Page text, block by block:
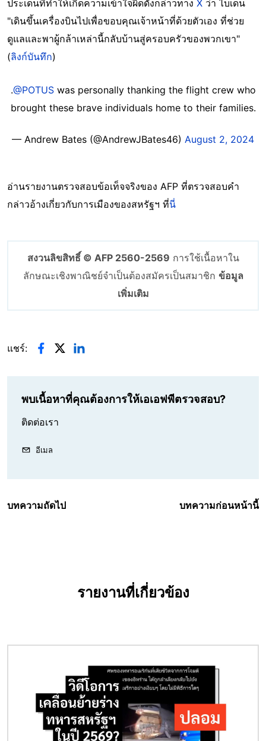
ประเด็นที่ทำให้เกิดความเข้าใจผิดดังกล่าวทาง X ว่า ไบเดน
"เดินขึ้นเครื่องบินไปเพื่อขอบคุณเจ้าหน้าที่ด้วยตัวเอง ที่ช่วย
ดูแลและพาผู้กล้าเหล่านี้กลับบ้านสู่ครอบครัวของพวกเขา"
(ลิงก์บันทึก)
.@POTUSwas personally thanking the flight crew who
brought these brave individuals home to their families.
— Andrew Bates (@AndrewJBates46) August 2, 2024
อ่านรายงานตรวจสอบข้อเท็จจริงของ AFP ที่ตรวจสอบคำ
กล่าวอ้างเกี่ยวกับการเมืองของสหรัฐฯ ที่นี่
สงวนลิขสิทธิ์ © AFP 2560-2569 การใช้เนื้อหาใน
ลักษณะเชิงพาณิชย์จำเป็นต้องสมัครเป็นสมาชิก ข้อมูล
เพิ่มเติม
แชร์:
พบเนื้อหาที่คุณต้องการให้เอเอฟพีตรวจสอบ?
ติดต่อเรา
อีเมล
บทความถัดไป บทความก่อนหน้านี้
รายงานที่เกี่ยวข้อง